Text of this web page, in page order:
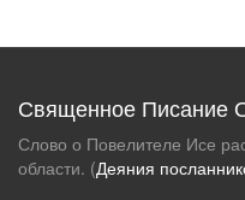
Священное Писание
Слово о Повелителе Исе
области. (Деяния